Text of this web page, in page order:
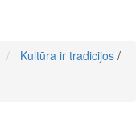
Kultūra ir tradicijos /